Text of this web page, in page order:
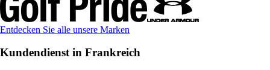
Entdecken Sie alle unsere Marken
Kundendienst in Frankreich